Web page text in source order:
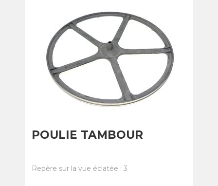
POULIE TAMBOUR
Repère sur la vue éclatée : 3